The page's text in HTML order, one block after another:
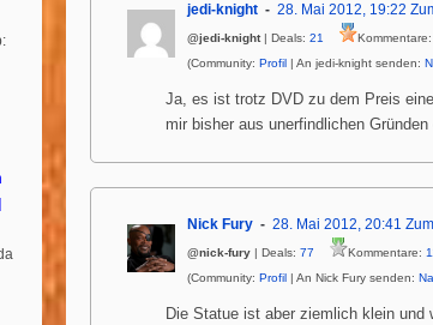
jedi-knight 28. Mai 2012, 19:22
@jedi-knight| Deals: 21 Kommentare:
(Community: Profil | An jedi-knight senden:
Ja, es ist trotz DVD zu dem Preis
mir bisher aus unerfindlichen Gründen
Nick Fury 28. Mai 2012, 20:41
@nick-fury | Deals: 77 Kommentare:
(Community: Profil | An Nick Fury senden:
Die Statue ist aber ziemlich klein